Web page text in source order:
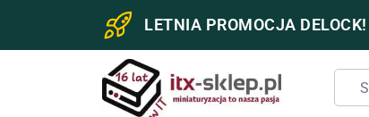
LETNIA PROMOCJA DELOCK!